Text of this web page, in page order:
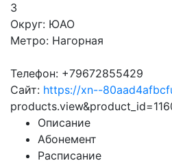
3
Округ: ЮАО
Метро: Нагорная
Телефон: +79672855429
Сайт: https://xn--
Описание
Абонемент
Расписание